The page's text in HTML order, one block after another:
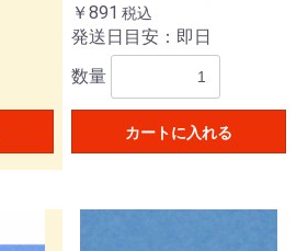
￥891 税込
発送日目安：即日
数量
カートに入れる